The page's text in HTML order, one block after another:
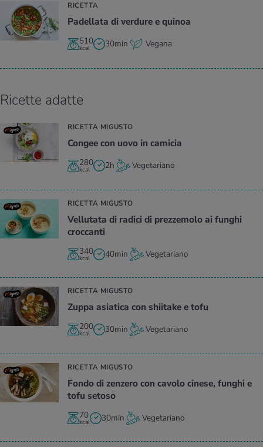
RICETTA
Pa­del­la­ta di ver­du­re e qui­noa
510
kcal 30min Vegana
Ricette adatte
RICETTA MIGUSTO
Con­gee con uovo in ca­mi­cia
280
kcal 2h Vegetariano
RICETTA MIGUSTO
Vel­lu­ta­ta di ra­di­ci di prez­ze­mo­lo ai fun­ghi
croc­can­ti
340
kcal 40min Vegetariano
RICETTA MIGUSTO
Zuppa asia­ti­ca con shii­ta­ke e tofu
200
kcal 30min Vegetariano
RICETTA MIGUSTO
Fondo di zen­ze­ro con ca­vo­lo ci­ne­se, fun­ghi e
tofu se­to­so
70
kcal 30min Vegetariano